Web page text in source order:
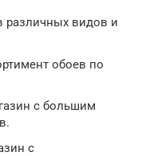
различных видов и
обоев по
с большим
с